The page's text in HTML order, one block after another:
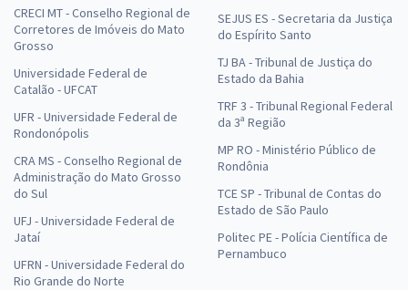
CRECI MT - Conselho Regional de
Corretores de Imóveis do Mato
Grosso
Universidade Federal de
Catalão - UFCAT
UFR - Universidade Federal de
Rondonópolis
CRA MS - Conselho Regional de
Administração do Mato Grosso
do Sul
UFJ - Universidade Federal de
Jataí
UFRN - Universidade Federal do
Rio Grande do Norte
SEJUS ES - Secretaria da Justiça
do Espírito Santo
TJ BA - Tribunal de Justiça do
Estado da Bahia
TRF 3 - Tribunal Regional Federal
da 3ª Região
MP RO - Ministério Público de
Rondônia
TCE SP - Tribunal de Contas do
Estado de São Paulo
Politec PE - Polícia Científica de
Pernambuco